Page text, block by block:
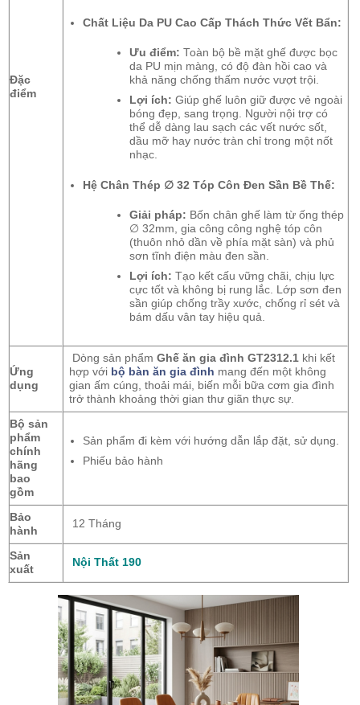
Đặc
điểm
Chất Liệu Da PU Cao Cấp Thách Thức Vết Bẩn:
Ưu điểm: Toàn bộ bề mặt ghế được bọc
da PU mịn màng, có độ đàn hồi cao và
khả năng chống thấm nước vượt trội.
Lợi ích: Giúp ghế luôn giữ được vẻ ngoài
bóng đẹp, sang trọng. Người nội trợ có
thể dễ dàng lau sạch các vết nước sốt,
dầu mỡ hay nước tràn chỉ trong một nốt
nhạc.
Hệ Chân Thép ∅ 32 Tóp Côn Đen Sần Bề Thế:
Giải pháp: Bốn chân ghế làm từ ống thép
∅ 32mm, gia công công nghệ tóp côn
(thuôn nhỏ dần về phía mặt sàn) và phủ
sơn tĩnh điện màu đen sần.
Lợi ích: Tạo kết cấu vững chãi, chịu lực
cực tốt và không bị rung lắc. Lớp sơn đen
sần giúp chống trầy xước, chống rỉ sét và
bám dấu vân tay hiệu quả.
Ứng
dụng
Dòng sản phẩm Ghế ăn gia đình GT2312.1 khi kết
hợp với bộ bàn ăn gia đình mang đến một không
gian ấm cúng, thoải mái, biến mỗi bữa cơm gia đình
trở thành khoảng thời gian thư giãn thực sự.
Bộ sản
phẩm
chính
hãng
bao
gồm
Sản phẩm đi kèm với hướng dẫn lắp đặt, sử dụng.
Phiếu bảo hành
Bảo
hành
12 Tháng
Sản
xuất
Nội Thất 190